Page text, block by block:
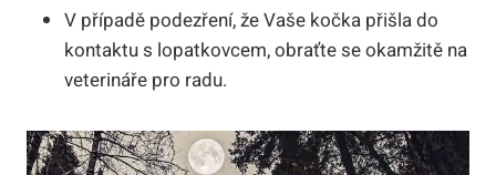
V případě podezření, že Vaše kočka přišla do
kontaktu s lopatkovcem, obraťte se okamžitě na
veterináře pro radu.